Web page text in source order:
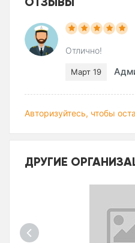
Отлично!
Март 19
Авторизуйтесь, чтобы
ДРУГИЕ